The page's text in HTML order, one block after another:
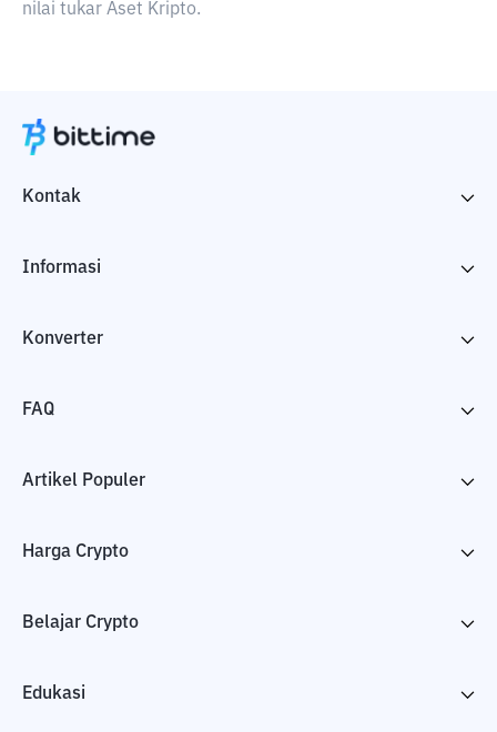
nilai tukar Aset Kripto.
Kontak
Informasi
Konverter
FAQ
Artikel Populer
Harga Crypto
Belajar Crypto
Edukasi